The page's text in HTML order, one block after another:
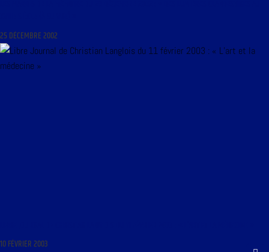
25 DÉCEMBRE 2002
10 FÉVRIER 2003